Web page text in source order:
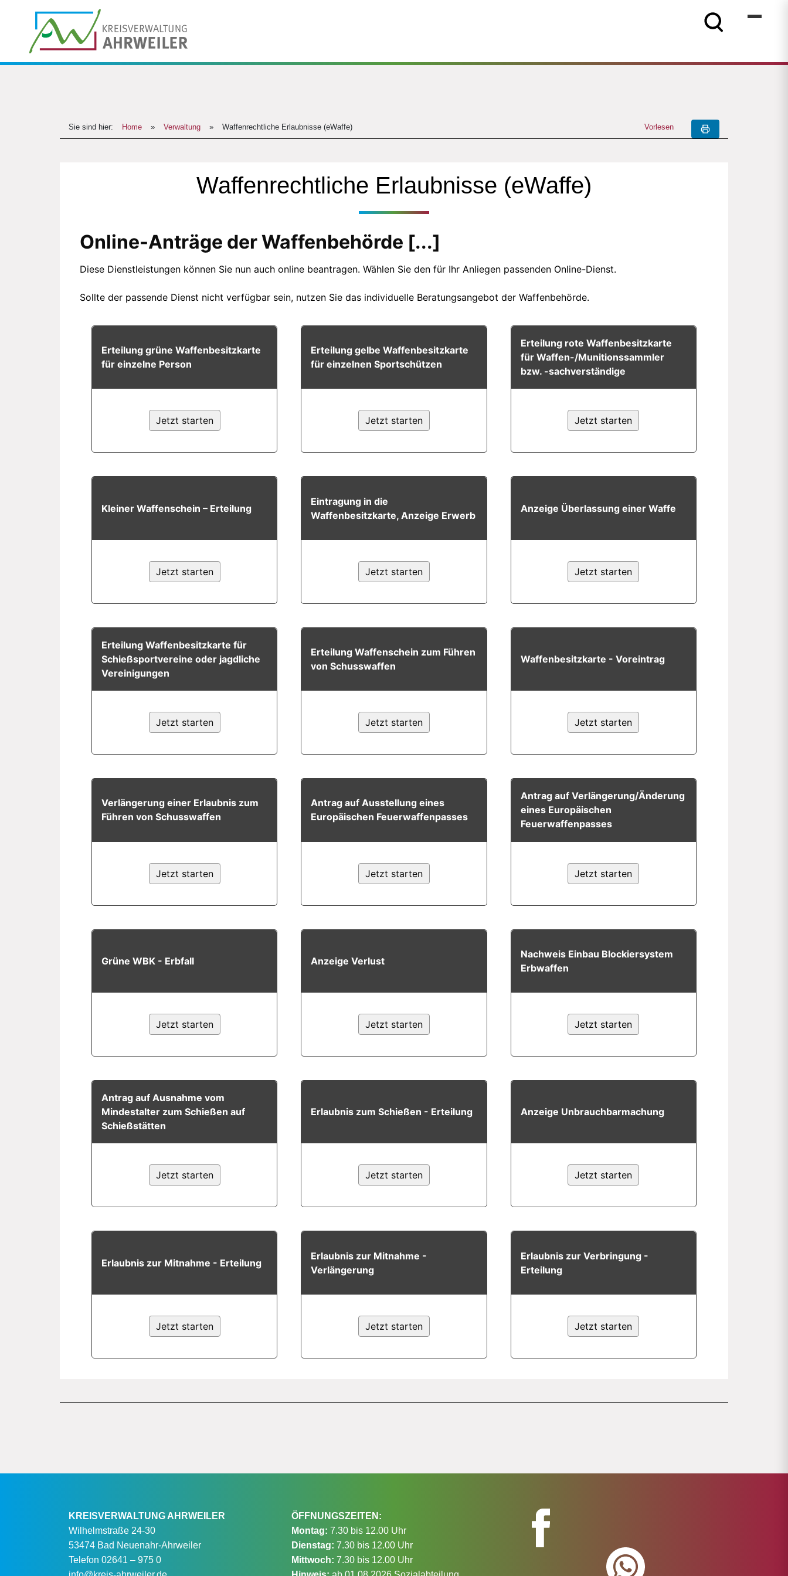
Sie sind hier: Home » Verwaltung » Waffenrechtliche Erlaubnisse (eWaffe) Vorlesen
Waffenrechtliche Erlaubnisse (eWaffe)
KREISVERWALTUNG AHRWEILER
Wilhelmstraße 24-30
53474 Bad Neuenahr-Ahrweiler
Telefon 02641 – 975 0
ÖFFNUNGSZEITEN:
Montag: 7.30 bis 12.00 Uhr
Dienstag: 7.30 bis 12.00 Uhr
Mittwoch: 7.30 bis 12.00 Uhr